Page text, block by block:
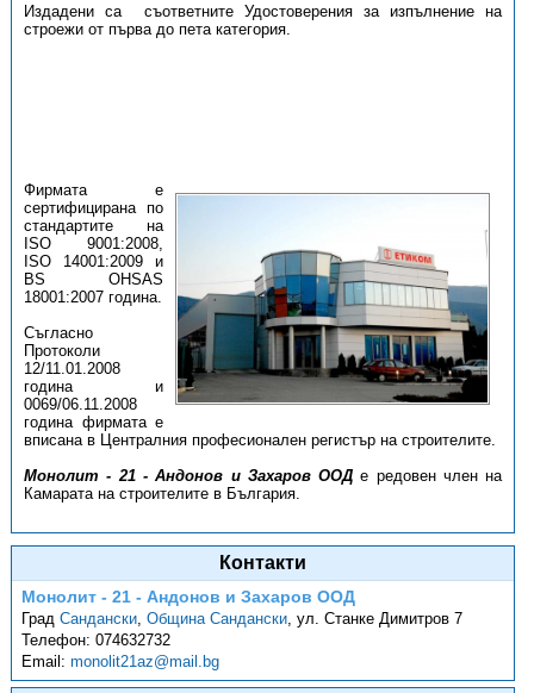
Издадени са съответните Удостоверения за изпълнение на
строежи от първа до пета категория.
Фирмата е
сертифицирана по
стандартите на
ISО 9001:2008,
ISO 14001:2009 и
BS OHSAS
18001:2007 година.
Съгласно
Протоколи
12/11.01.2008
година и
0069/06.11.2008
година фирмата е
вписана в Централния професионален регистър на строителите.
Монолит - 21 - Андонов и Захаров ООД е редовен член на
Камарата на строителите в България.
Контакти
Монолит - 21 - Андонов и Захаров ООД
ГрадСандански ,Община Сандански ,ул. Станке Димитров 7
Телефон:074632732
Email:monolit21az@mail.bg